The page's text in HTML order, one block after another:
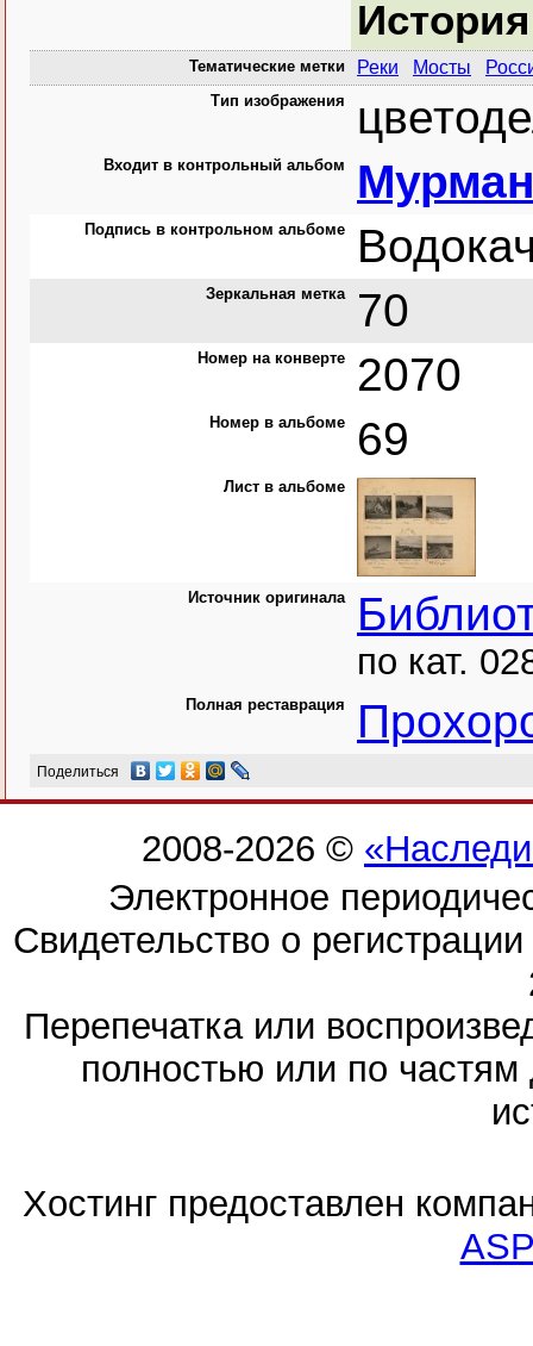
Тематические метки Реки Мосты
Тип изображения
Входит в контрольный альбом
Подпись в контрольном альбоме
Зеркальная метка 70
Номер на конверте 2070
Номер в альбоме 69
Лист в альбоме
Источник оригинала
по кат.
Полная реставрация
Поделиться
2008-2026 ©
Электронное
Свидетельство о
Перепечатка или
полностью или по частям
Хостинг предоставлен